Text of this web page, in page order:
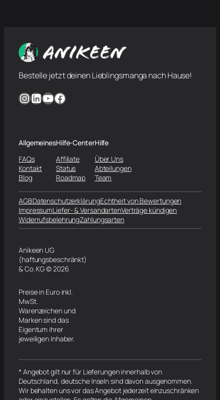
Bestelle jetzt deinen Lieblingsmanga nach Hause!
InstagramLinkedIn YouTube Facebook
Allgemeines
FAQs
Kontakt
Blog
Hilfe-Center
Affiliate
Status
Roadmap
Hilfe
Über Uns
Abteilungen
Team
AGBDatenschutzerklärungEchtheit von Bewertungen
ImpressumLiefer- & VersandartenVerträge kündigen
WiderrufsbelehrungZahlungsarten
Anikeen UG
(haftungsbeschränkt)
& Co. KG © 2026
Preise in Euro inkl.
MwSt.
Warenzeichen und
Marken sind das
Eigentum ihrer
jeweiligen Inhaber.
* Angebot gilt nur für Lieferungen innerhalb von
Deutschland, deutsche Inseln sind davon ausgenommen.
Wir behalten uns vor das Angebot jederzeit einzuschränken